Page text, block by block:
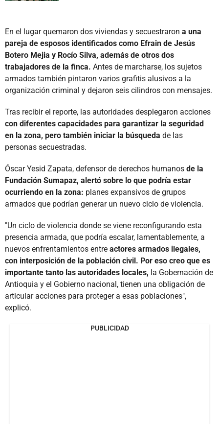
En el lugar quemaron dos viviendas y secuestraron a una
pareja de esposos identificados como Efrain de Jesús
Botero Mejia y Rocío Silva, además de otros dos
trabajadores de la finca. Antes de marcharse, los sujetos
armados también pintaron varios grafitis alusivos a la
organización criminal y dejaron seis cilindros con mensajes.
Tras recibir el reporte, las autoridades desplegaron acciones
con diferentes capacidades para garantizar la seguridad
en la zona, pero también iniciar la búsqueda de las
personas secuestradas.
Óscar Yesid Zapata, defensor de derechos humanos de la
Fundación Sumapaz, alertó sobre lo que podría estar
ocurriendo en la zona: planes expansivos de grupos
armados que podrían generar un nuevo ciclo de violencia.
"Un ciclo de violencia donde se viene reconfigurando esta
presencia armada, que podría escalar, lamentablemente, a
nuevos enfrentamientos entre actores armados ilegales,
con interposición de la población civil. Por eso creo que es
importante tanto las autoridades locales, la Gobernación de
Antioquia y el Gobierno nacional, tienen una obligación de
articular acciones para proteger a esas poblaciones",
explicó.
PUBLICIDAD